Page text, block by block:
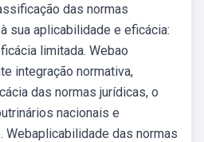
das normas
sua aplicabilidade e eficácia:
limitada. Webao
integração normativa,
das normas jurídicas, o
nacionais e
Webaplicabilidade das normas